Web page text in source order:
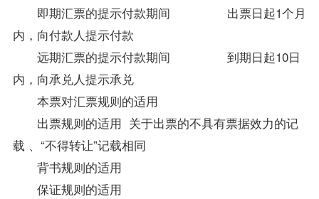
即期汇票的提示付款期间 出票日起1个月
内，向付款人提示付款
远期汇票的提示付款期间 到期日起10日
内，向承兑人提示承兑
本票对汇票规则的适用
出票规则的适用 关于出票的不具有票据效力的记
载 、“不得转让”记载相同
背书规则的适用
保证规则的适用